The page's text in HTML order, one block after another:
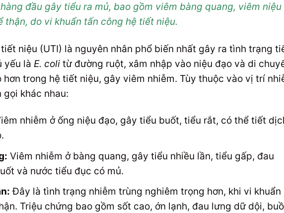
đầu gây tiểu ra mủ, bao gồm viêm bàng quang, viêm niệu
thận, do vi khuẩn tấn công hệ tiết niệu.
niệu (UTI) là nguyên nhân phổ biến nhất gây ra tình trạng
yếu là E. coli từ đường ruột, xâm nhập vào niệu đạo và di
hơn trong hệ tiết niệu, gây viêm nhiễm. Tùy thuộc vào vị trí
khác nhau:
nhiễm ở ống niệu đạo, gây tiểu buốt, tiểu rắt, có thể tiết
Viêm nhiễm ở bàng quang, gây tiểu nhiều lần, tiểu gấp, đau
và nước tiểu đục có mủ.
Đây là tình trạng nhiễm trùng nghiêm trọng hơn, khi vi khuẩn
Triệu chứng bao gồm sốt cao, ớn lạnh, đau lưng dữ dội,